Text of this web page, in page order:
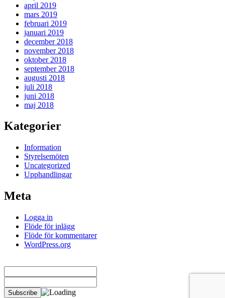
april 2019
mars 2019
februari 2019
januari 2019
december 2018
november 2018
oktober 2018
september 2018
augusti 2018
juli 2018
juni 2018
maj 2018
Kategorier
Information
Styrelsemöten
Uncategorized
Upphandlingar
Meta
Logga in
Flöde för inlägg
Flöde för kommentarer
WordPress.org